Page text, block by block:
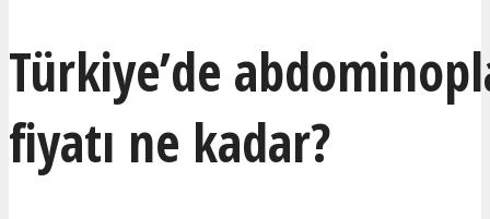
Türkiye’de
fiyatı ne kadar?